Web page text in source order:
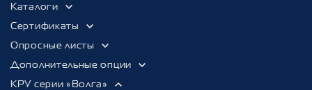
Номинальные напряжения цепей
освещения
Каталоги
Сертификаты
Опросные листы
Дополнительные опции
КРУ серии «Волга»